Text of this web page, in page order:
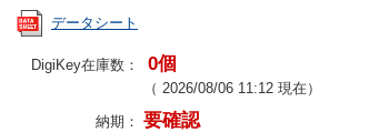
データシート
DigiKey在庫数： 0個
（ 2026/08/06 11:12 現在）
納期： 要確認